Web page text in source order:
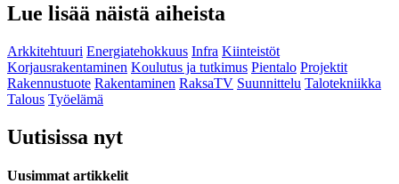
Lue lisää näistä aiheista
Arkkitehtuuri Energiatehokkuus Infra Kiinteistöt
Korjausrakentaminen Koulutus ja tutkimus Pientalo Projektit
Rakennustuote Rakentaminen RaksaTV Suunnittelu Talotekniikka
Talous Työelämä
Uutisissa nyt
Uusimmat artikkelit